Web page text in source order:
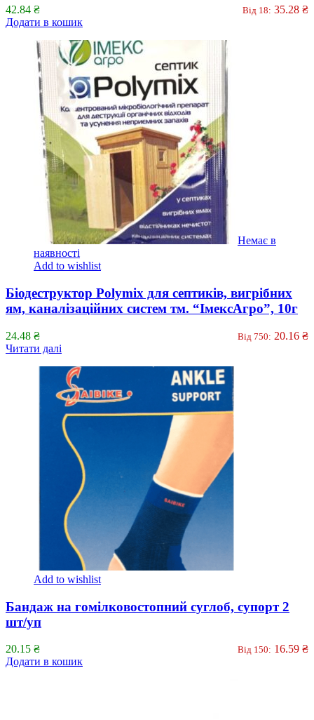
42.84 ₴ Від 18: 35.28 ₴
Додати в кошик
Немає в
наявності
Add to wishlist
Біодеструктор Polymix для септиків, вигрібних
ям, каналізаційних систем тм. “ІмексАгро”, 10г
24.48 ₴ Від 750: 20.16 ₴
Читати далі
Add to wishlist
Бандаж на гомілковостопний суглоб, супорт 2
шт/уп
20.15 ₴ Від 150: 16.59 ₴
Додати в кошик